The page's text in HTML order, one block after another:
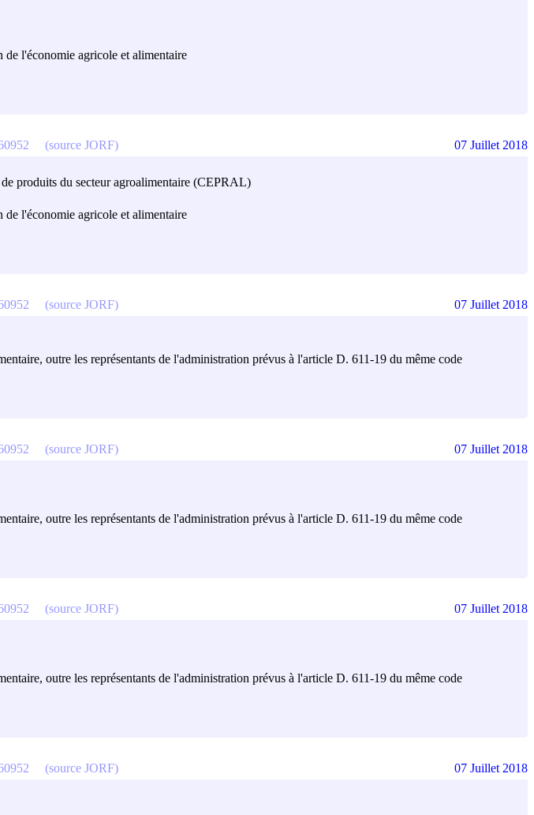
l'économie agricole et alimentaire
produits du secteur agroalimentaire (CEPRAL)
l'économie agricole et alimentaire
(source JORF) 07 Juillet 2018
outre les représentants de l'administration prévus à l'article D. 611-19 du même code
(source JORF) 07 Juillet 2018
outre les représentants de l'administration prévus à l'article D. 611-19 du même code
(source JORF) 07 Juillet 2018
outre les représentants de l'administration prévus à l'article D. 611-19 du même code
(source JORF) 07 Juillet 2018
(source JORF) 07 Juillet 2018